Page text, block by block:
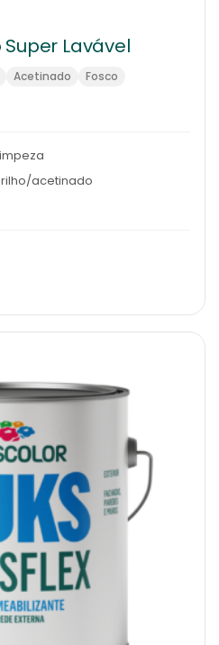
Lavável
Acetinado
Fosco
acetinado